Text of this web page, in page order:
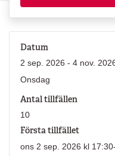
Datum
2 sep. 2026 - 4 nov.
Onsdag
Antal tillfällen
10
Första tillfället
ons 2 sep. 2026 kl